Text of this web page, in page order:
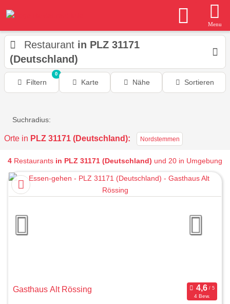
Menu
Restaurant in PLZ 31171
(Deutschland)
Filtern
0
Karte Nähe Sortieren
Suchradius:
Orte in PLZ 31171 (Deutschland): Nordstemmen
4 Restaurants in PLZ 31171 (Deutschland) und 20 in Umgebung
Gasthaus Alt Rössing
4 Bew.